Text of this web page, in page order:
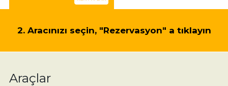
2. Aracınızı seçin, "Rezervasyon" a tıklayın
Araçlar